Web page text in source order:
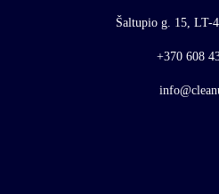
Šaltupio g. 15, LT-
+370 608